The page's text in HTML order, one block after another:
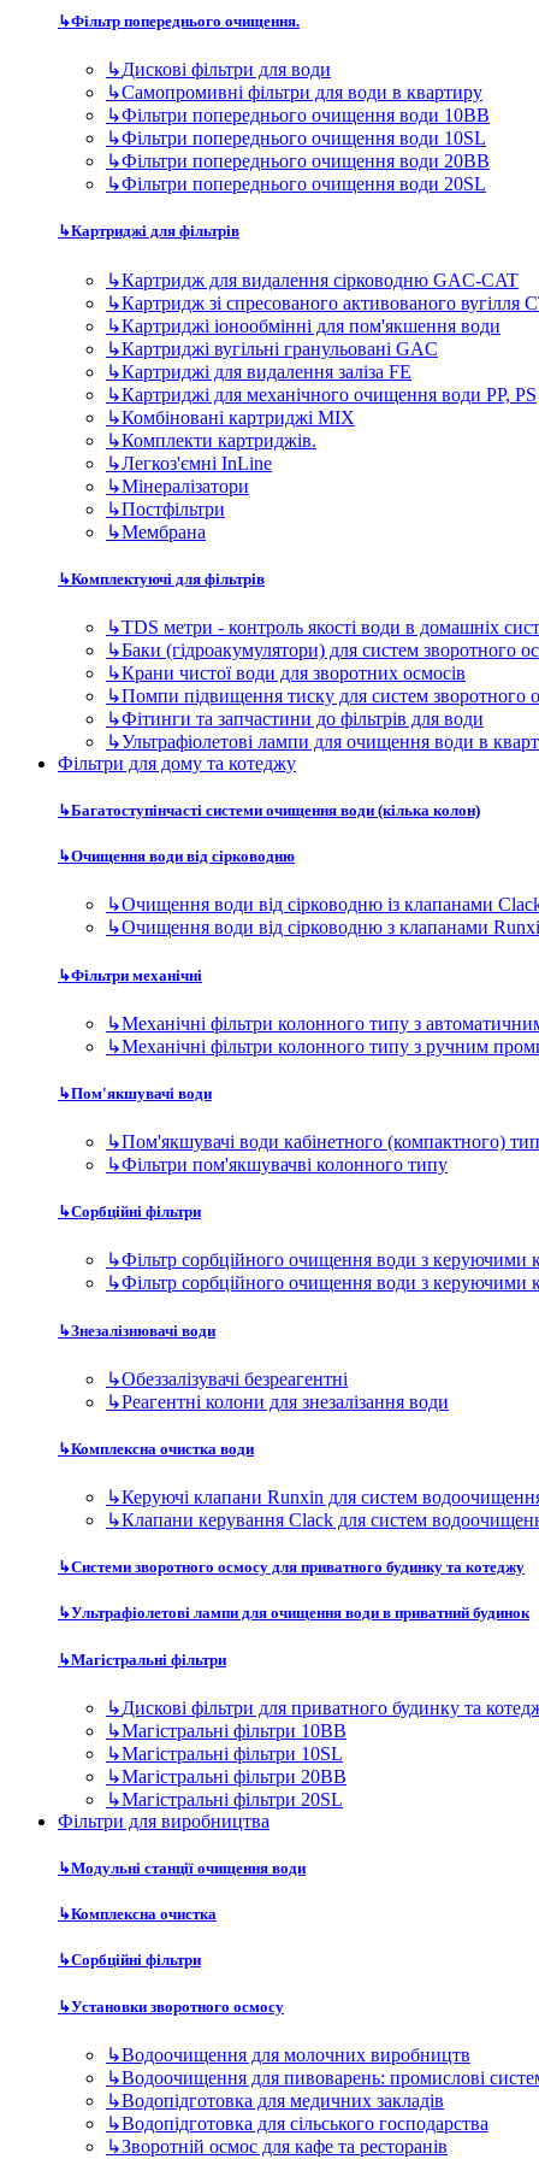
↳Картридж для видалення сірководню GAC-CAT
↳ Картриджі іонообмінні для пом'якшення води
↳Картриджі вугільні гранульовані GAC
↳Картриджі для видалення заліза FE
↳Картриджі для механічного очищення води PP, PS
↳Комбіновані картриджі MIX
↳Комплекти картриджів.
↳Мінералізатори
↳ Мембрана
Комплектуючі для фільтрів
↳TDS метри - контроль якості води в домашніх
↳Баки (гідроакумулятори) для систем зворотного
↳Крани чистої води для зворотних осмосів
↳Помпи підвищення тиску для систем зворотного
↳ Фітинги та запчастини до фільтрів для води
↳Ультрафіолетові лампи для очищення води в
Фільтри для дому та котеджу
↳Очищення води від сірководню із клапанами
↳Очищення води від сірководню з клапанами Runxin
Фільтри механічні
↳Механічні фільтри колонного типу з
↳Фільтри пом'якшувачві колонного типу
↳Фільтр сорбційного очищення води з керуючими
↳Реагентні колони для знезалізання води
↳Клапани керування Clack для систем
Магістральні фільтри
↳Дискові фільтри для приватного будинку та
↳Магістральні фільтри 10SL
↳Магістральні фільтри 20BB
Фільтри для виробництва
↳Модульні станції очищення води
↳Комплексна очистка
Сорбційні фільтри
Установки зворотного осмосу
↳Водоочищення для молочних виробництв
↳Водоочищення для пивоварень: промислові
↳Водопідготовка для сільського господарства
↳Зворотний осмос для автомийок та СТО
↳Осмос для розливу бутильованої води
↳Очищення води для котелень
↳ Очищення води для систем опалення
↳ Очищення води для теплиць
↳ Очищення води для харчового виробництва
↳ Підготовка води для виробництва мінеральної
↳ Підготовка води для парогенераторів